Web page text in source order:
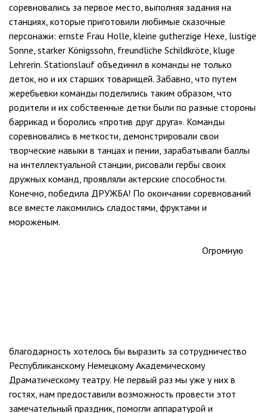
соревновались за первое место, выполняя задания на
станциях, которые приготовили любимые сказочные
персонажи: ernste Frau Holle, kleine gutherzige Hexe, lustige
Sonne, starker Königssohn, freundliche Schildkröte, kluge
Lehrerin. Stationslauf объединил в команды не только
деток, но и их старших товарищей. Забавно, что путем
жеребьевки команды поделились таким образом, что
родители и их собственные детки были по разные стороны
баррикад и боролись «против друг друга». Команды
соревновались в меткости, демонстрировали свои
творческие навыки в танцах и пении, зарабатывали баллы
на интеллектуальной станции, рисовали гербы своих
дружных команд, проявляли актерские способности.
Конечно, победила ДРУЖБА! По окончании соревнований
все вместе лакомились сладостями, фруктами и
мороженым.
Огромную
благодарность хотелось бы выразить за сотрудничество
Республиканскому Немецкому Академическому
Драматическому театру. Не первый раз мы уже у них в
гостях, нам предоставили возможность провести этот
замечательный праздник, помогли аппаратурой и